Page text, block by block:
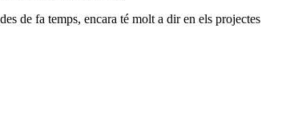
de fa temps, encara té molt a dir en els projectes